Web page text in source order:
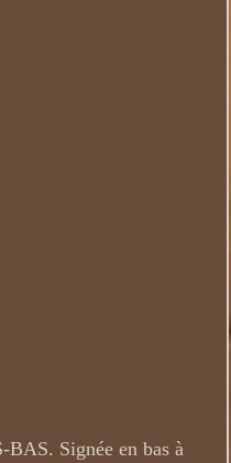
Signée en bas à